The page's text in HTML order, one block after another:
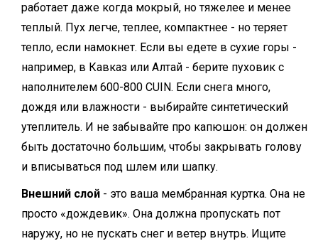
работает даже когда мокрый, но тяжелее и менее
теплый. Пух легче, теплее, компактнее - но теряет
тепло, если намокнет. Если вы едете в сухие горы -
например, в Кавказ или Алтай - берите пуховик с
наполнителем 600-800 CUIN. Если снега много,
дождя или влажности - выбирайте синтетический
утеплитель. И не забывайте про капюшон: он должен
быть достаточно большим, чтобы закрывать голову
и вписываться под шлем или шапку.
Внешний слой - это ваша мембранная куртка. Она не
просто «дождевик». Она должна пропускать пот
наружу, но не пускать снег и ветер внутрь. Ищите